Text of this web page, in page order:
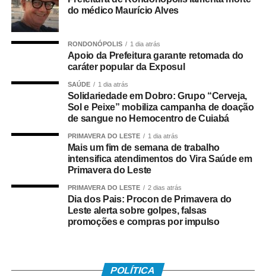
momento de tristeza, o Município vem reconhecer sua
contribuição
com o desenvolvimento local, bem como manifestar sua
solidariedade a
familiares e amigos pela perda, clamando que Deus
possa confortá-los.
velório foi realizado na Segunda Igreja Batista de
Rondonópolis, na
Vila Aurora, e o sepultamento ocorreu na tarde deste
sábado (8) no
COMENTE ABAIXO:
do médico Maurício Alves
RONDONÓPOLIS 1 dia atrás
Apoio da Prefeitura garante retomada do
caráter popular da Exposul
SAÚDE 1 dia atrás
Solidariedade em Dobro: Grupo “Cerveja,
Sol e Peixe” mobiliza campanha de doação
de sangue no Hemocentro de Cuiabá
PRIMAVERA DO LESTE 1 dia atrás
Mais um fim de semana de trabalho
intensifica atendimentos do Vira Saúde em
Primavera do Leste
PRIMAVERA DO LESTE 2 dias atrás
Dia dos Pais: Procon de Primavera do
Leste alerta sobre golpes, falsas
promoções e compras por impulso
POLÍTICA